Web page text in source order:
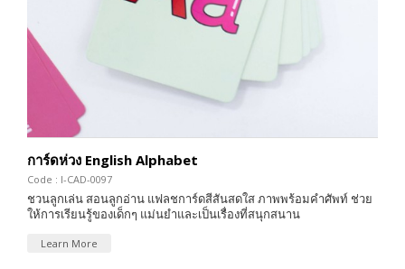
การ์ดห่วง English Alphabet
Code : I-CAD-0097
ชวนลูกเล่น สอนลูกอ่าน แฟลชการ์ดสีสันสดใส ภาพพร้อมคำศัพท์ ช่วย
ให้การเรียนรู้ของเด็กๆ แม่นยำและเป็นเรื่องที่สนุกสนาน
Learn More